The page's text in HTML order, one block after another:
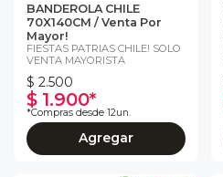
BANDEROLA CHILE
70X140CM / Venta Por
Mayor!
FIESTAS PATRIAS CHILE! SOLO
VENTA MAYORISTA
$ 2.500
$ 1.900*
*Compras desde 12un.
Agregar